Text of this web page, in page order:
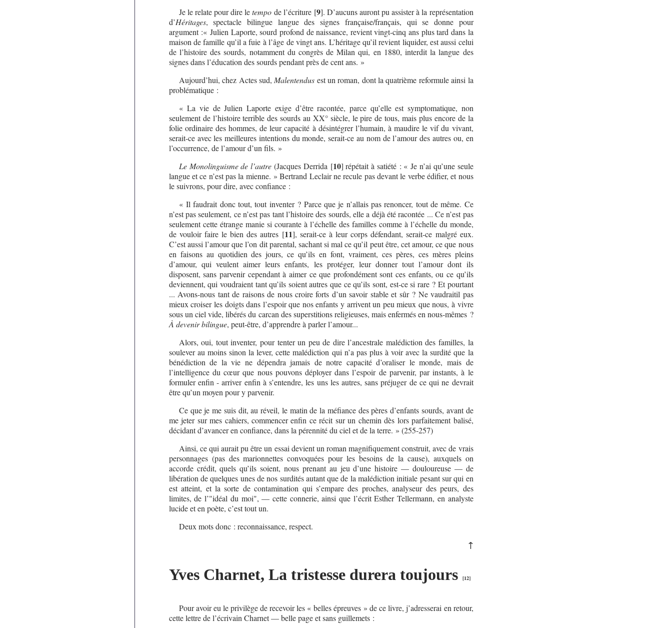
Je le relate pour dire letempo de l’écriture[9]. D’aucuns auront pu assister à la représentation
d’Héritages, spectacle bilingue langue des signes française/français, qui se donne pour
argument :« Julien Laporte, sourd profond de naissance, revient vingt-cinq ans plus tard dans la
maison de famille qu’il a fuie à l’âge de vingt ans. L’héritage qu’il revient liquider, est aussi celui
de l’histoire des sourds, notamment du congrès de Milan qui, en 1880, interdit la langue des
signes dans l’éducation des sourds pendant près de cent ans. »
Aujourd’hui, chez Actes sud,Malentendus est un roman, dont la quatrième reformule ainsi la
problématique :
« La vie de Julien Laporte exige d’être racontée, parce qu’elle est symptomatique, non
seulement de l’histoire terrible des sourds au XX° siècle, le pire de tous, mais plus encore de la
folie ordinaire des hommes, de leur capacité à désintégrer l’humain, à maudire le vif du vivant,
serait-ce avec les meilleures intentions du monde, serait-ce au nom de l’amour des autres ou, en
l’occurrence, de l’amour d’un fils. »
Le Monolinguisme de l’autre (Jacques Derrida[10] répétait à satiété : « Je n’ai qu’une seule
langue et ce n’est pas la mienne. » Bertrand Leclair ne recule pas devant le verbe édifier, et nous
le suivrons, pour dire, avec confiance :
« Il faudrait donc tout, tout inventer ? Parce que je n’allais pas renoncer, tout de même. Ce
n’est pas seulement, ce n’est pas tant l’histoire des sourds, elle a déjà été racontée ... Ce n’est pas
seulement cette étrange manie si courante à l’échelle des familles comme à l’échelle du monde,
de vouloir faire le bien des autres [11], serait-ce à leur corps défendant, serait-ce malgré eux.
C’est aussi l’amour que l’on dit parental, sachant si mal ce qu’il peut être, cet amour, ce que nous
en faisons au quotidien des jours, ce qu’ils en font, vraiment, ces pères, ces mères pleins
d’amour, qui veulent aimer leurs enfants, les protéger, leur donner tout l’amour dont ils
disposent, sans parvenir cependant à aimer ce que profondément sont ces enfants, ou ce qu’ils
deviennent, qui voudraient tant qu’ils soient autres que ce qu’ils sont, est-ce si rare ? Et pourtant
... Avons-nous tant de raisons de nous croire forts d’un savoir stable et sûr ? Ne vaudraitil pas
mieux croiser les doigts dans l’espoir que nos enfants y arrivent un peu mieux que nous, à vivre
sous un ciel vide, libérés du carcan des superstitions religieuses, mais enfermés en nous-mêmes ?
À devenir bilingue, peut-être, d’apprendre à parler l’amour...
Alors, oui, tout inventer, pour tenter un peu de dire l’ancestrale malédiction des familles, la
soulever au moins sinon la lever, cette malédiction qui n’a pas plus à voir avec la surdité que la
bénédiction de la vie ne dépendra jamais de notre capacité d’oraliser le monde, mais de
l’intelligence du cœur que nous pouvons déployer dans l’espoir de parvenir, par instants, à le
formuler enfin - arriver enfin à s’entendre, les uns les autres, sans préjuger de ce qui ne devrait
être qu’un moyen pour y parvenir.
Ce que je me suis dit, au réveil, le matin de la méfiance des pères d’enfants sourds, avant de
me jeter sur mes cahiers, commencer enfin ce récit sur un chemin dès lors parfaitement balisé,
décidant d’avancer en confiance, dans la pérennité du ciel et de la terre. » (255-257)
Ainsi, ce qui aurait pu être un essai devient un roman magnifiquement construit, avec de vrais
personnages (pas des marionnettes convoquées pour les besoins de la cause), auxquels on
accorde crédit, quels qu’ils soient, nous prenant au jeu d’une histoire — douloureuse — de
libération de quelques unes de nos surdités autant que de la malédiction initiale pesant sur qui en
est atteint, et la sorte de contamination qui s’empare des proches, analyseur des peurs, des
limites, de l’"idéal du moi", — cette connerie, ainsi que l’écrit Esther Tellermann, en analyste
lucide et en poète, c’est tout un.
Deux mots donc : reconnaissance, respect.
↑
Yves Charnet, La tristesse durera toujours [12]
Pour avoir eu le privilège de recevoir les « belles épreuves » de ce livre, j’adresserai en retour,
cette lettre de l’écrivain Charnet — belle page et sans guillemets :